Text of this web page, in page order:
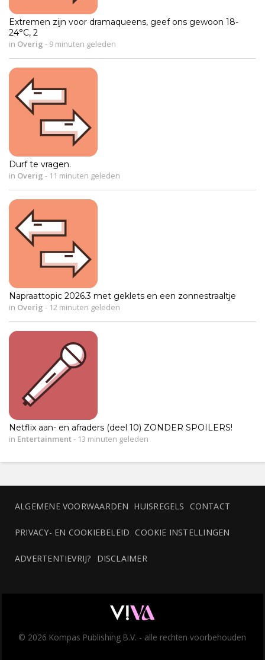
Extremen zijn voor dramaqueens, geef ons gewoon 18-
24°C, 2
in Overig - 9 minuten geleden
Durf te vragen.
in Overig - 11 minuten geleden
Napraattopic 2026.3 met geklets en een zonnestraaltje
in Overig - 12 minuten geleden
Netflix aan- en afraders (deel 10) ZONDER SPOILERS!
in Entertainment- 13 minuten geleden
ALGEMENE VOORWAARDEN HUISREGELS CONTACT
PRIVACY- EN COOKIEBELEID COOKIE INSTELLINGEN
ADVERTENTIEVRIJ? DISCLAIMER
© 2026 Kompas Publishing B.V. - alle rechten voorbehouden